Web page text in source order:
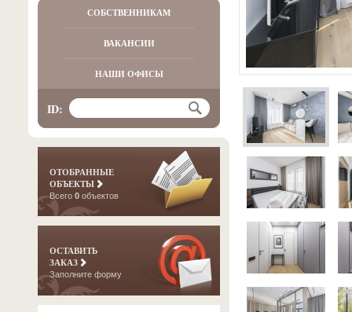
СОБСТВЕННИКАМ
ВАКАНСИИ
НАШИ ОФИСЫ
ID:
ОТОБРАННЫЕ
ОБЪЕКТЫ
Всего 0 объектов
ОСТАВИТЬ
ЗАКАЗ
Заполните форму